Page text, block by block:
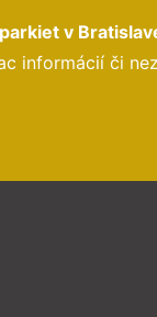
v
informácií či